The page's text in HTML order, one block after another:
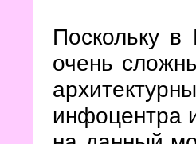
Поскольку в
очень
инфоцентра